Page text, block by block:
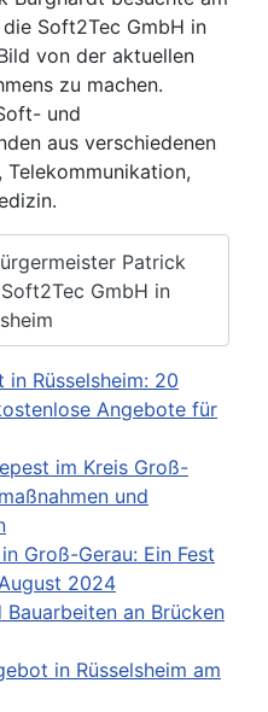
Soft2Tec GmbH in
von der aktuellen
zu machen.
und
aus verschiedenen
Patrick
GmbH in
Rüsselsheim: 20
Angebote für
im Kreis Groß-
und
Groß-Gerau: Ein Fest
2024
an Brücken
in Rüsselsheim am